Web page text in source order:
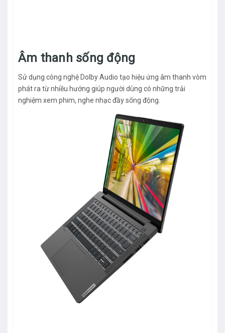
Âm thanh sống động
Sử dụng công nghệ Dolby Audio tạo hiệu ứng âm thanh vòm
phát ra từ nhiều hướng giúp người dùng có những trải
nghiệm xem phim, nghe nhạc đầy sống động.